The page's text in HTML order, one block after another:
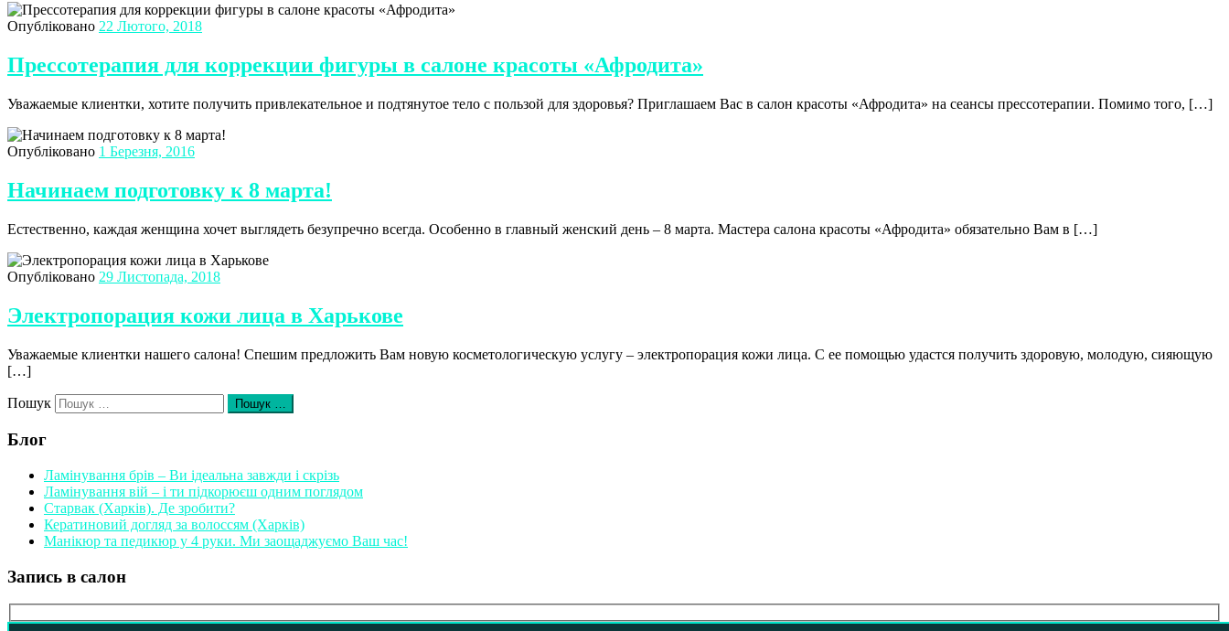
Опубліковано 22 Лютого, 2018
Прессотерапия для коррекции фигуры в салоне красоты «Афродита»
Уважаемые клиентки, хотите получить привлекательное и подтянутое тело с пользой для здоровья? Приглашаем Вас в салон красоты «Афродита» на сеансы прессотерапии. Помимо того, […]
Опубліковано 1 Березня, 2016
Начинаем подготовку к 8 марта!
Естественно, каждая женщина хочет выглядеть безупречно всегда. Особенно в главный женский день – 8 марта. Мастера салона красоты «Афродита» обязательно Вам в […]
Опубліковано 29 Листопада, 2018
Электропорация кожи лица в Харькове
Уважаемые клиентки нашего салона! Спешим предложить Вам новую косметологическую услугу – электропорация кожи лица. С ее помощью удастся получить здоровую, молодую, сияющую
[…]
Пошук Пошук …
Блог
Ламінування брів – Ви ідеальна завжди і скрізь
Ламінування вій – і ти підкорюєш одним поглядом
Старвак (Харків). Де зробити?
Кератиновий догляд за волоссям (Харків)
Манікюр та педикюр у 4 руки. Ми заощаджуємо Ваш час!
Запись в салон